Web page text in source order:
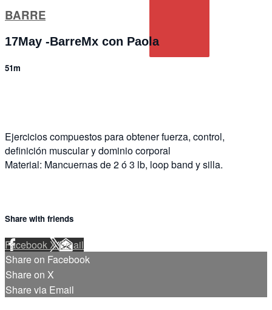
BARRE
17May -BarreMx con Paola
51m
Ejercicios compuestos para obtener fuerza, control,
definición muscular y dominio corporal
Material: Mancuernas de 2 ó 3 lb, loop band y silla.
Share with friends
FacebookXEmail
Share on Facebook
Share on X
Share via Email